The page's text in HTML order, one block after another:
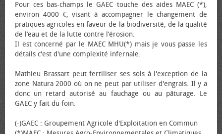
Pour ces bas-champs le GAEC touche des aides MAEC (*),
environ 4000 €, visant à accompagner le changement de
pratiques agricoles en faveur de la biodiversité, de la qualité
de l’eau et de la lutte contre l’érosion.
Il est concerné par le MAEC MHU(*) mais je vous passe les
détails c'est d'une complexité infernale.
Mathieu Brassart peut fertiliser ses sols à l'exception de la
zone Natura 2000 où on ne peut par utiliser d'engrais. Il y a
donc un retard autorisé au fauchage ou au pâturage. Le
GAEC y fait du foin.
(-)GAEC : Groupement Agricole d'Exploitation en Commun